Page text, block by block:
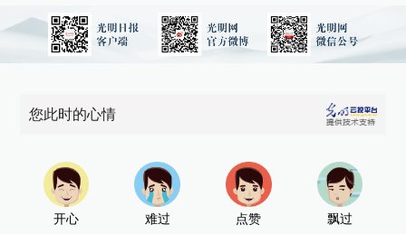
您此时的心情
开心 难过 点赞 飘过